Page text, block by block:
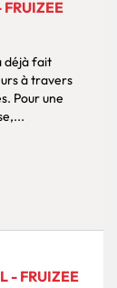
déjà fait
à travers
Pour une
- FRUIZEE